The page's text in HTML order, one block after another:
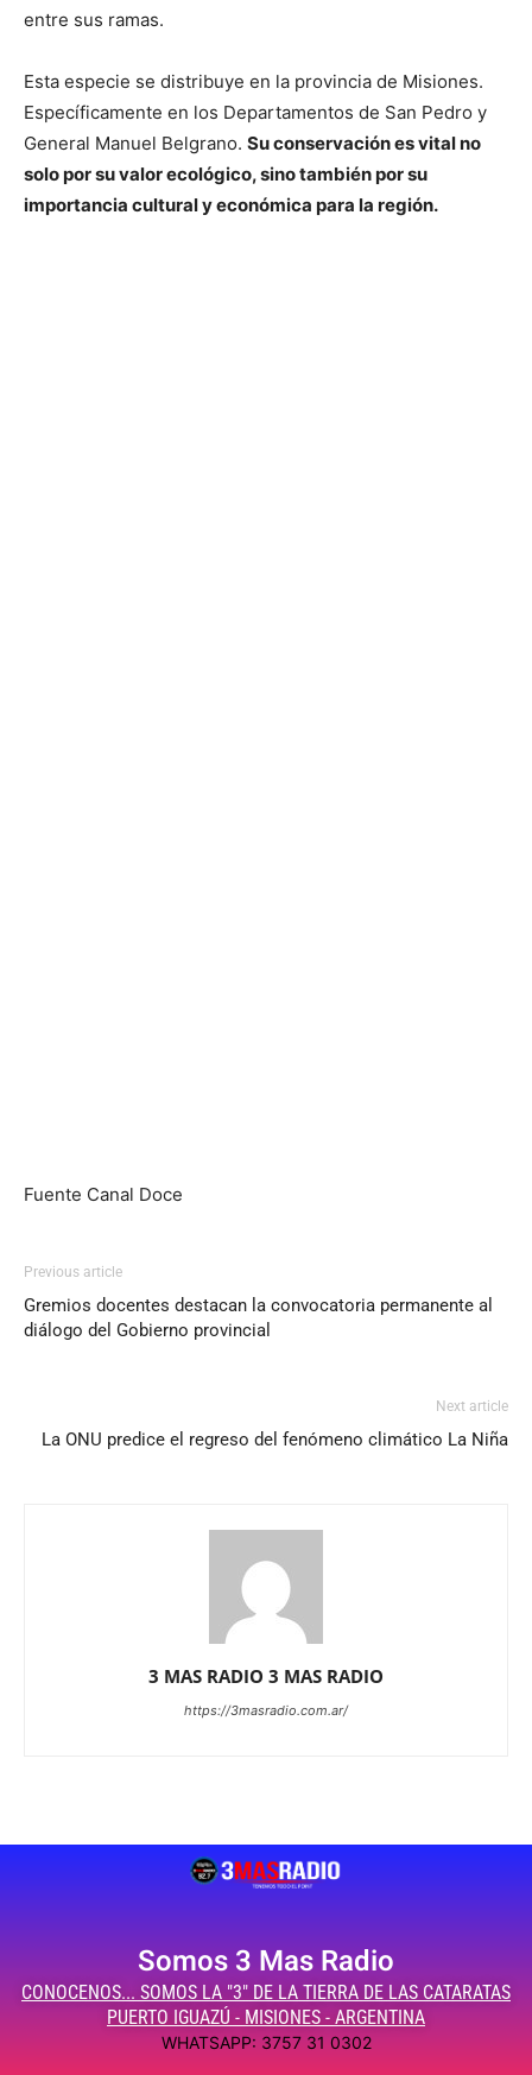
entre sus ramas.
Esta especie se distribuye en la provincia de Misiones.
Específicamente en los Departamentos de San Pedro y
General Manuel Belgrano. Su conservación es vital no
solo por su valor ecológico, sino también por su
importancia cultural y económica para la región.
Fuente Canal Doce
Previous article
Gremios docentes destacan la convocatoria permanente al
diálogo del Gobierno provincial
Next article
La ONU predice el regreso del fenómeno climático La Niña
3 MAS RADIO 3 MAS RADIO
https://3masradio.com.ar/
Somos 3 Mas Radio
CONOCENOS... SOMOS LA "3" DE LA TIERRA DE LAS CATARATAS
PUERTO IGUAZÚ - MISIONES - ARGENTINA
WHATSAPP: 3757 31 0302